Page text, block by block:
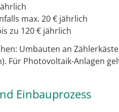
max. 20 € jährlich
zu 120 € jährlich
Umbauten an
Für Photovoltaik-Anlagen
Einbauprozess